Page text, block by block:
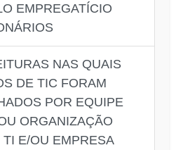
EMPREGATÍCIO
NAS QUAIS
DE TIC FORAM
POR EQUIPE
ORGANIZAÇÃO
E/OU EMPRESA